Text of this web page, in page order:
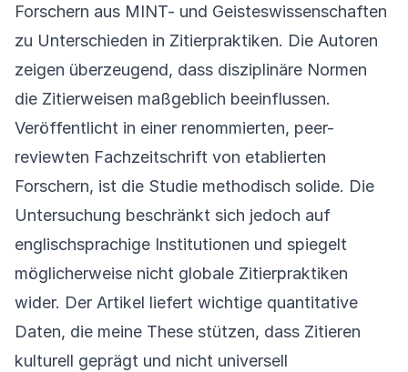
Forschern aus MINT- und Geisteswissenschaften
zu Unterschieden in Zitierpraktiken. Die Autoren
zeigen überzeugend, dass disziplinäre Normen
die Zitierweisen maßgeblich beeinflussen.
Veröffentlicht in einer renommierten, peer-
reviewten Fachzeitschrift von etablierten
Forschern, ist die Studie methodisch solide. Die
Untersuchung beschränkt sich jedoch auf
englischsprachige Institutionen und spiegelt
möglicherweise nicht globale Zitierpraktiken
wider. Der Artikel liefert wichtige quantitative
Daten, die meine These stützen, dass Zitieren
kulturell geprägt und nicht universell